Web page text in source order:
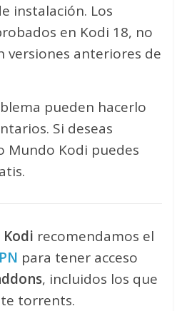
instalación. Los
en Kodi 18, no
versiones anteriores de
pueden hacerlo
Si deseas
Mundo Kodi puedes
Kodi recomendamos el
para tener acceso
, incluidos los que
torrents.